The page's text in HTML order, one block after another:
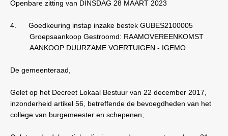
Openbare zitting van DINSDAG 28 MAART 2023
4.
Goedkeuring instap inzake bestek GUBES2100005
Groepsaankoop Gestroomd: RAAMOVEREENKOMST
AANKOOP DUURZAME VOERTUIGEN - IGEMO
De gemeenteraad,
Gelet op het Decreet Lokaal Bestuur van 22 december 2017,
inzonderheid artikel 56, betreffende de bevoegdheden van het
college van burgemeester en schepenen;